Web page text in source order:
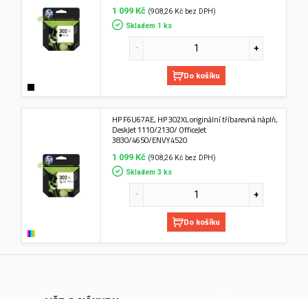
1 099 Kč (908,26 Kč bez DPH)
Skladem 1 ks
Do košíku
HP F6U67AE, HP 302XL originální tříbarevná náplň,
DeskJet 1110/2130/ OfficeJet
3830/4650/ENVY4520
1 099 Kč (908,26 Kč bez DPH)
Skladem 3 ks
Do košíku